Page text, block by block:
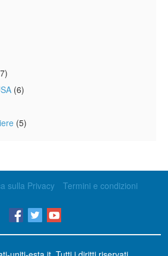
(6)
(5)
sulla Privacy Termini e condizioni